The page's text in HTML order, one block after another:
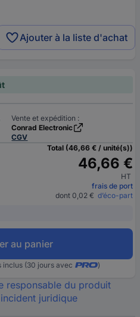
Ajouter à la liste d'achat
Vente et expédition :
Conrad Electronic
CGV
Total (46,66 € / unité(s))
46,66 €
HT
frais de port
dont 0,02 € d’éco-part
au panier
inclus (30 jours avec )
responsable du produit
juridique